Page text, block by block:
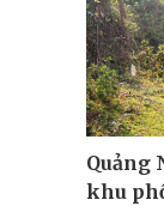
Quảng
khu